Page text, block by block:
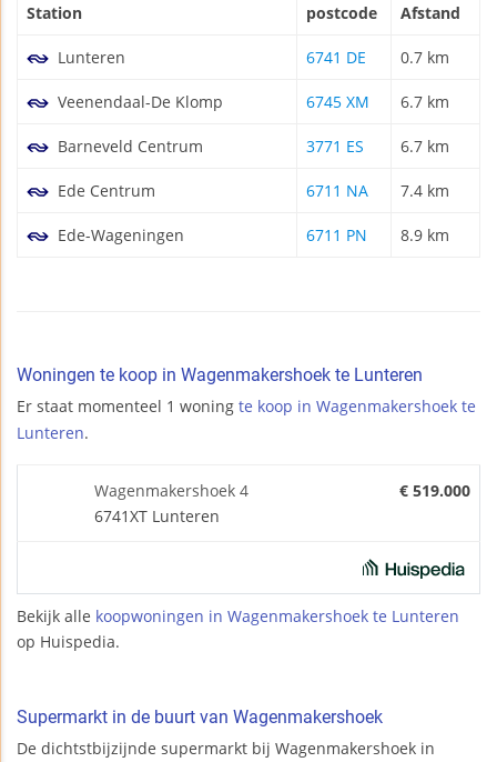
Station postcode Afstand
Lunteren 6741 DE 0.7 km
Veenendaal-De Klomp 6745 XM 6.7 km
Barneveld Centrum 3771 ES 6.7 km
Ede Centrum 6711 NA 7.4 km
Ede-Wageningen 6711 PN 8.9 km
Woningen te koop in Wagenmakershoek te Lunteren
Er staat momenteel 1 woning te koop in Wagenmakershoek te
Lunteren.
Wagenmakershoek 4
6741XT Lunteren
€ 519.000
Bekijk alle koopwoningen in Wagenmakershoek te Lunteren
op Huispedia.
Supermarkt in de buurt van Wagenmakershoek
De dichtstbijzijnde supermarkt bij Wagenmakershoek in